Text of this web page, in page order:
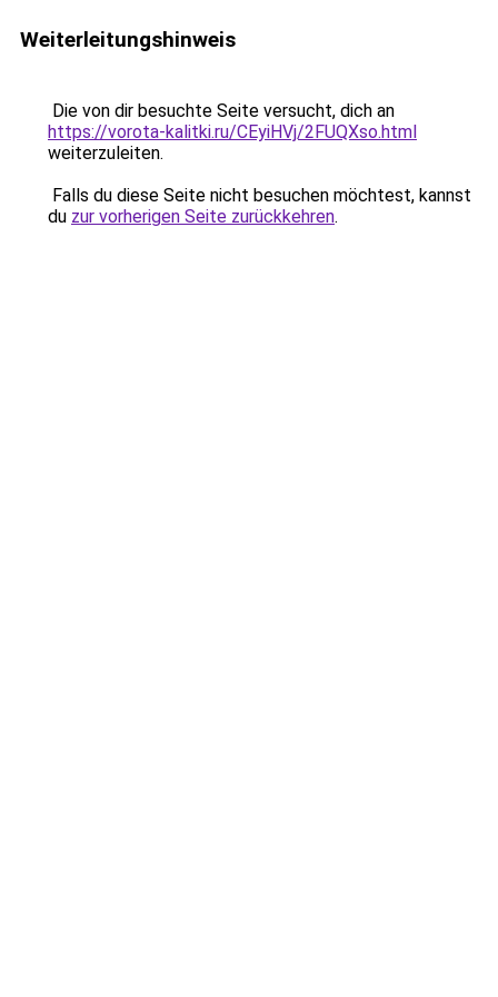
Weiterleitungshinweis
Die von dir besuchte Seite versucht, dich an
https://vorota-kalitki.ru/CEyiHVj/2FUQXso.html
weiterzuleiten.
Falls du diese Seite nicht besuchen möchtest, kannst
du zur vorherigen Seite zurückkehren.